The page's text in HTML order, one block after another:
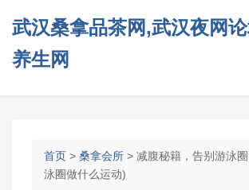
武汉桑拿品茶网,武汉夜网
养生网
首页 > 桑拿会所 > 减腹秘籍，告别游泳
泳圈做什么运动)